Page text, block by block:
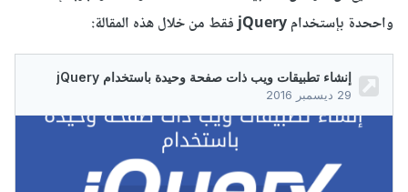
واححدة بإستخدام jQuery فقط من خلال هذه المقالة: